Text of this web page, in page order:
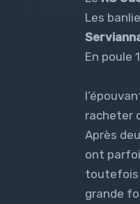
Les
En poule
racheter
Après
ont
toutefois
grande